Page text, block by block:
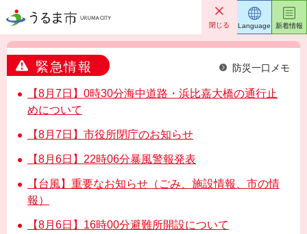
うるま市 閉じる
緊急情報 防災一口メモ
【8月7日】0時30分海中道路・浜比嘉大橋の通行止
めについて
【8月7日】市役所閉庁のお知らせ
【8月6日】22時06分暴風警報発表
【台風】重要なお知らせ（ごみ、施設情報、市の情
報）
【8月6日】16時00分避難所開設について
Language 新着情報